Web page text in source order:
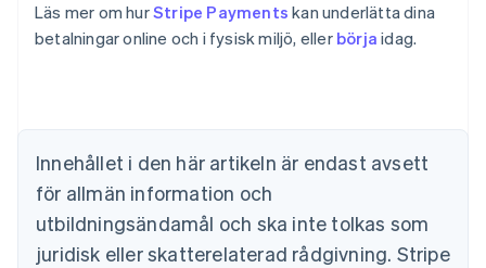
Läs mer om hurStripe Payments kan underlätta dina
betalningar online och i fysisk miljö, eller börja idag.
Innehållet i den här artikeln är endast avsett
för allmän information och
utbildningsändamål och ska inte tolkas som
juridisk eller skatterelaterad rådgivning. Stripe
Australien
English
PortuguêsEnglish
Bulgarien
English
Cypern
English
Danmark
English